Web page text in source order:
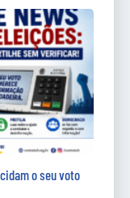
o seu voto